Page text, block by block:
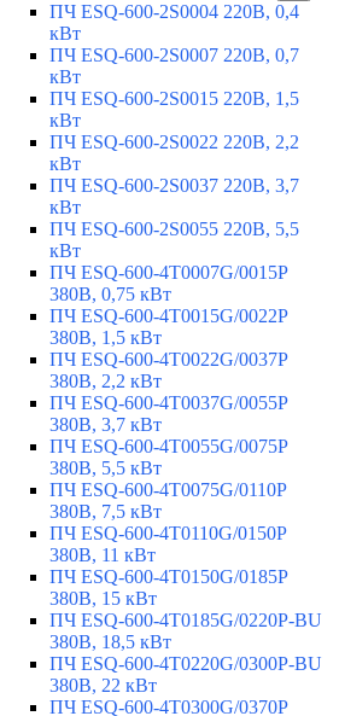
ПЧ ESQ-600-2S0004 220В, 0,4
кВт
ПЧ ESQ-600-2S0007 220В, 0,7
кВт
ПЧ ESQ-600-2S0015 220В, 1,5
кВт
ПЧ ESQ-600-2S0022 220В, 2,2
кВт
ПЧ ESQ-600-2S0037 220В, 3,7
кВт
ПЧ ESQ-600-2S0055 220В, 5,5
кВт
ПЧ ESQ-600-4T0007G/0015P
380В, 0,75 кВт
ПЧ ESQ-600-4T0015G/0022P
380В, 1,5 кВт
ПЧ ESQ-600-4T0022G/0037P
380В, 2,2 кВт
ПЧ ESQ-600-4T0037G/0055P
380В, 3,7 кВт
ПЧ ESQ-600-4T0055G/0075P
380В, 5,5 кВт
ПЧ ESQ-600-4T0075G/0110P
380В, 7,5 кВт
ПЧ ESQ-600-4T0110G/0150P
380В, 11 кВт
ПЧ ESQ-600-4T0150G/0185P
380В, 15 кВт
ПЧ ESQ-600-4T0185G/0220P-BU
380В, 18,5 кВт
ПЧ ESQ-600-4T0220G/0300P-BU
380В, 22 кВт
ПЧ ESQ-600-4T0300G/0370P